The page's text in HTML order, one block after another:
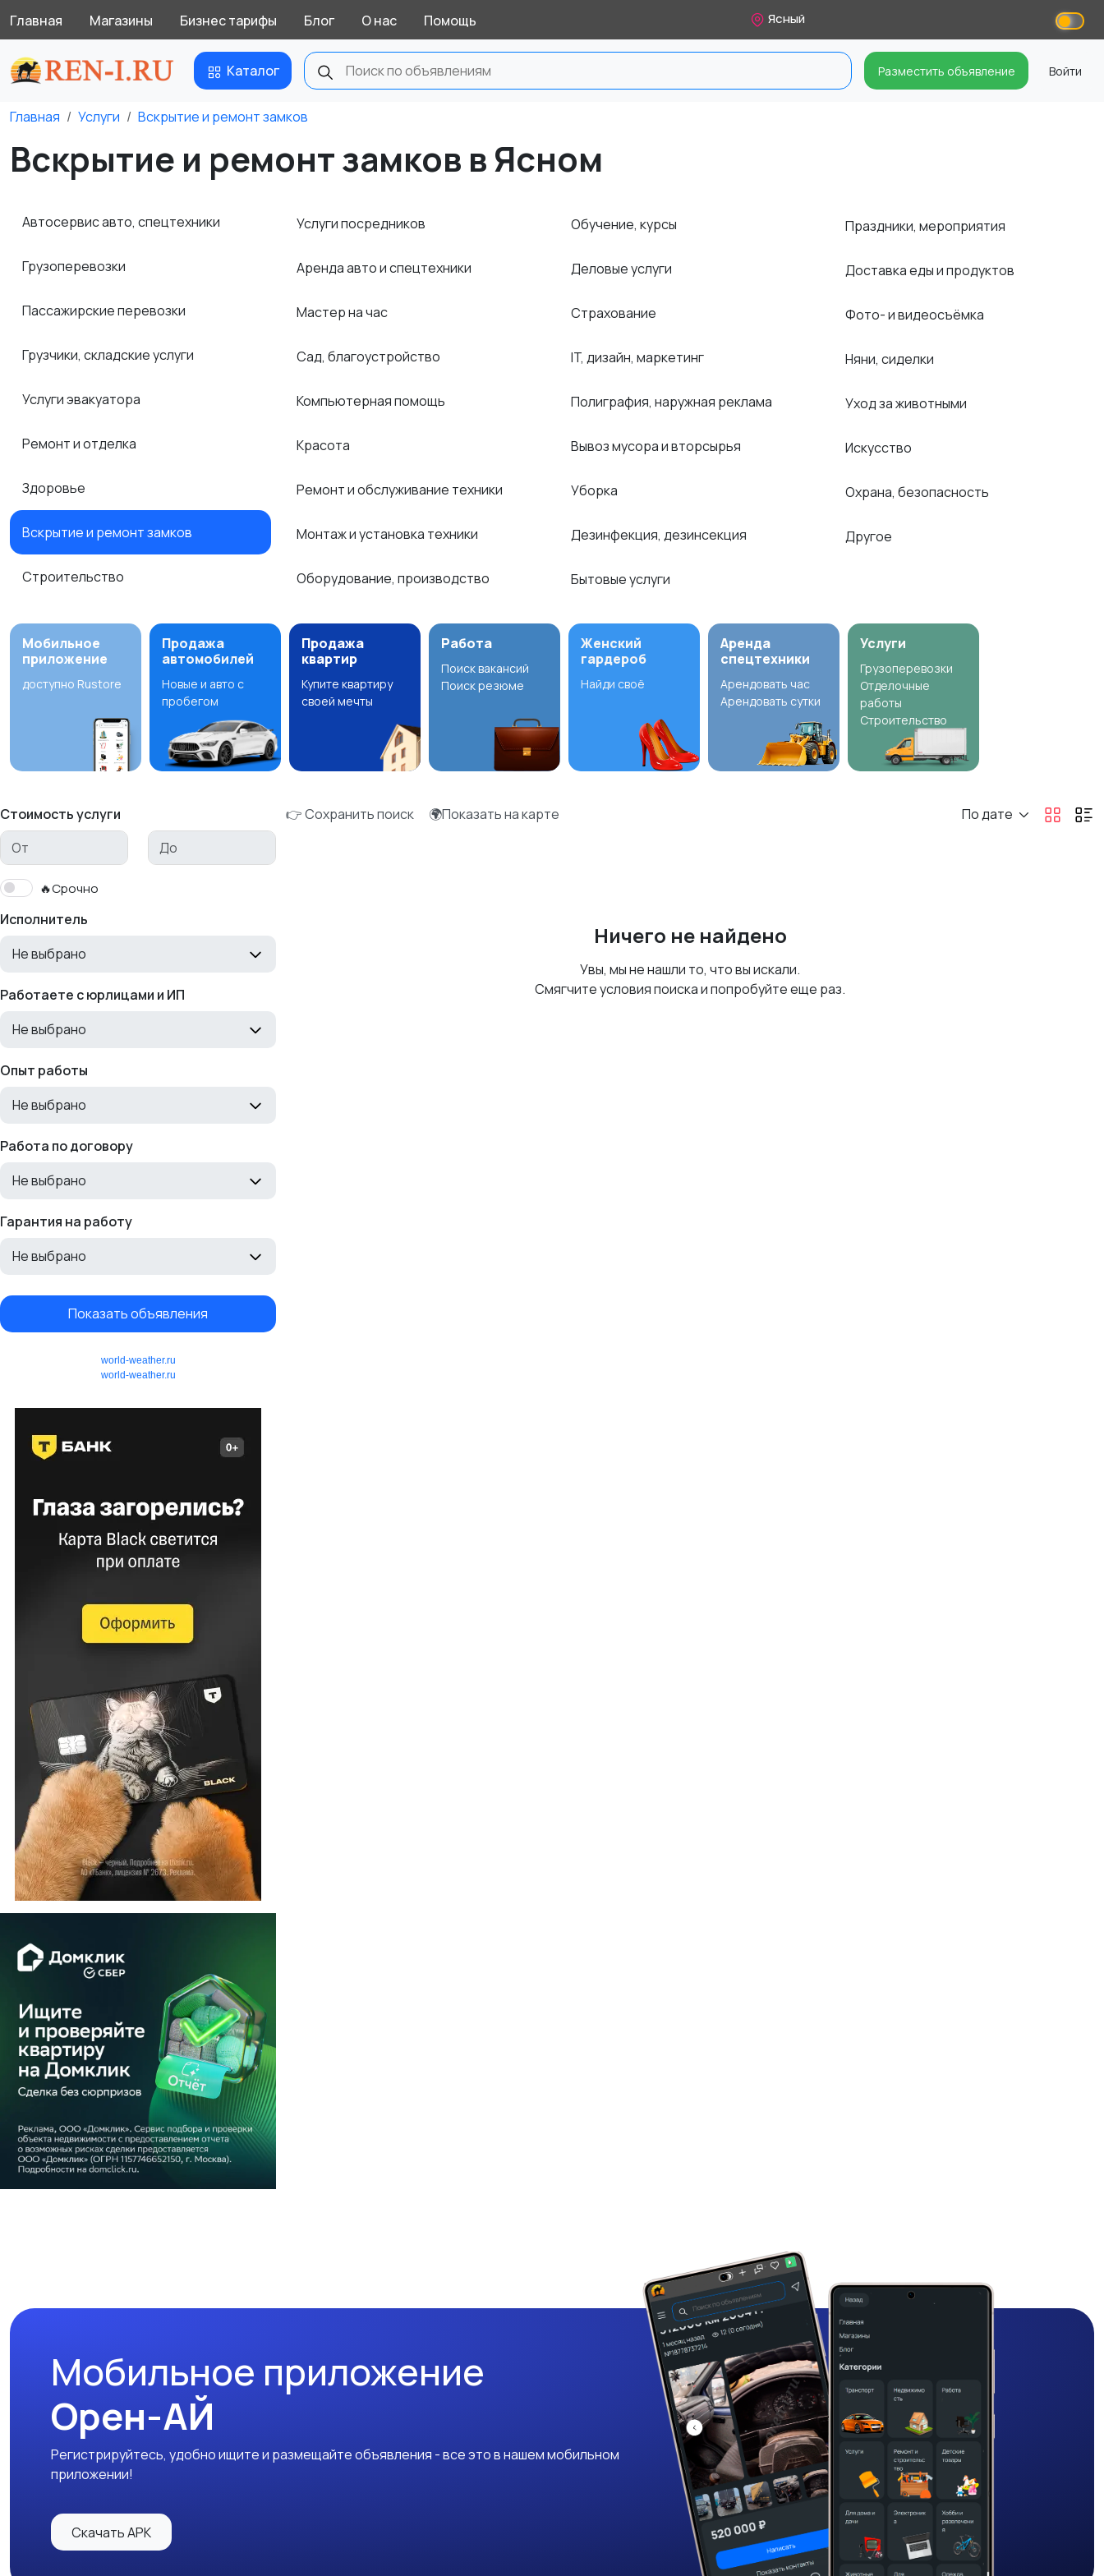
Главная Магазины Бизнес тарифы Блог О нас Помощь Ясный
Каталог Разместить объявление Войти
Главная Услуги Вскрытие и ремонт замков
Вскрытие и ремонт замков в Ясном
Автосервис авто, спецтехники
Грузоперевозки
Пассажирские перевозки
Грузчики, складские услуги
Услуги эвакуатора
Ремонт и отделка
Здоровье
Вскрытие и ремонт замков
Строительство
Услуги посредников
Аренда авто и спецтехники
Мастер на час
Сад, благоустройство
Компьютерная помощь
Красота
Ремонт и обслуживание техники
Монтаж и установка техники
Оборудование, производство
Обучение, курсы
Деловые услуги
Страхование
IT, дизайн, маркетинг
Полиграфия, наружная реклама
Вывоз мусора и вторсырья
Уборка
Дезинфекция, дезинсекция
Бытовые услуги
Праздники, мероприятия
Доставка еды и продуктов
Фото- и видеосъёмка
Няни, сиделки
Уход за животными
Искусство
Охрана, безопасность
Другое
Мобильное
приложение
доступно Rustore
Продажа
автомобилей
Новые и авто с
пробегом
Продажа
квартир
Купите квартиру
своей мечты
Работа
Поиск вакансий
Поиск резюме
Женский
гардероб
Найди своё
Аренда
спецтехники
Арендовать час
Арендовать сутки
Услуги
Грузоперевозки
Отделочные
работы
Строительство
Стоимость услуги
🔥Срочно
Исполнитель
Не выбрано
Работаете с юрлицами и ИП
Не выбрано
Опыт работы
Не выбрано
Работа по договору
Не выбрано
Гарантия на работу
Не выбрано
Показать объявления
world-weather.ru
world-weather.ru
👉 Сохранить поиск 🌍Показать на карте По дате
Ничего не найдено
Увы, мы не нашли то, что вы искали.
Смягчите условия поиска и попробуйте еще раз.
Мобильное приложение
Орен-АЙ
Регистрируйтесь, удобно ищите и размещайте объявления - все это в нашем мобильном
приложении!
Скачать APK